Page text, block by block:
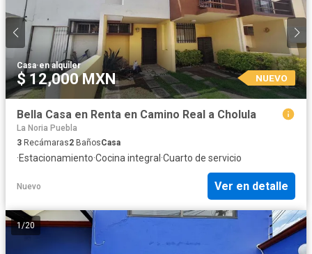
Casa·en alquiler
$ 12,000 MXN NUEVO
Bella Casa en Renta en Camino Real a Cholula
La Noria Puebla
3 Recámaras2 BañosCasa
·Estacionamiento·Cocina integral ·Cuarto de servicio
Nuevo Ver en detalle
1/20